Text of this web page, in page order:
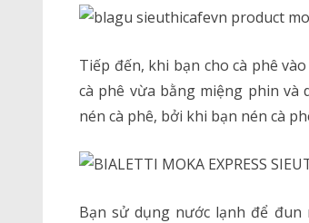
Tiếp đến, khi bạn cho cà phê
cà phê vừa bằng miệng phin
nén cà phê, bởi khi bạn nén cà
Bạn sử dụng nước lạnh để